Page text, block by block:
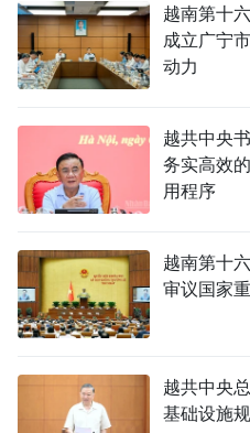
越南第十
成立广宁
动力
越共中央
务实高效
用程序
越南第十
审议国家
越共中央
基础设施